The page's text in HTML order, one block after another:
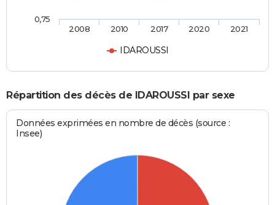
IDAROUSSI
2008 2010 2017 2020 2021
0,75
Répartition des décès de IDAROUSSI par sexe
Données exprimées en nombre de décès (source :
Insee)